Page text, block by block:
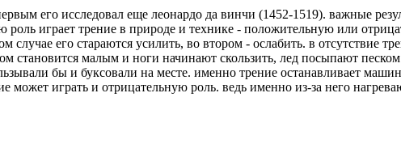
его исследовал еще леонардо да винчи (1452-1519). важные
играет трение в природе и технике - положительную или
его стараются усилить, во втором - ослабить. в отсутствие
становится малым и ноги начинают скользить, лед посыпают
бы и буксовали на месте. именно трение останавливает
может играть и отрицательную роль. ведь именно из-за него